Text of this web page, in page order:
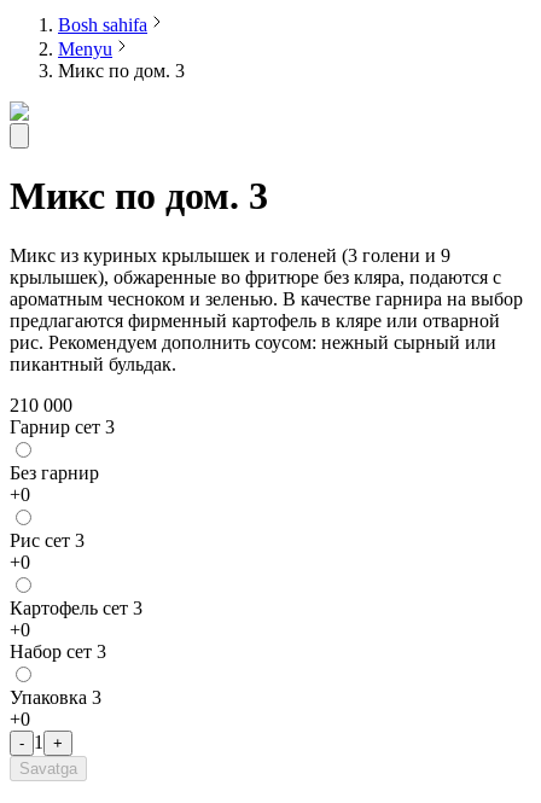
Bosh sahifa
Menyu
Микс по дом. 3
Микс по дом. 3
Микс из куриных крылышек и голеней (3 голени и 9
крылышек), обжаренные во фритюре без кляра, подаются с
ароматным чесноком и зеленью. В качестве гарнира на выбор
предлагаются фирменный картофель в кляре или отварной
рис. Рекомендуем дополнить соусом: нежный сырный или
пикантный бульдак.
210 000
Гарнир сет 3
Без гарнир
+0
Рис сет 3
+0
Картофель сет 3
+0
Набор сет 3
Упаковка 3
+0
- 1
+
Savatga